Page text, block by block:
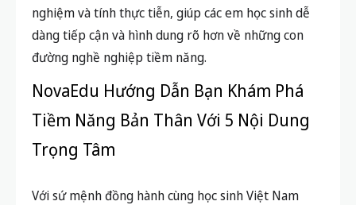
nghiệm và tính thực tiễn, giúp các em học sinh dễ
dàng tiếp cận và hình dung rõ hơn về những con
đường nghề nghiệp tiềm năng.
NovaEdu Hướng Dẫn Bạn Khám Phá
Tiềm Năng Bản Thân Với 5 Nội Dung
Trọng Tâm
Với sứ mệnh đồng hành cùng học sinh Việt Nam